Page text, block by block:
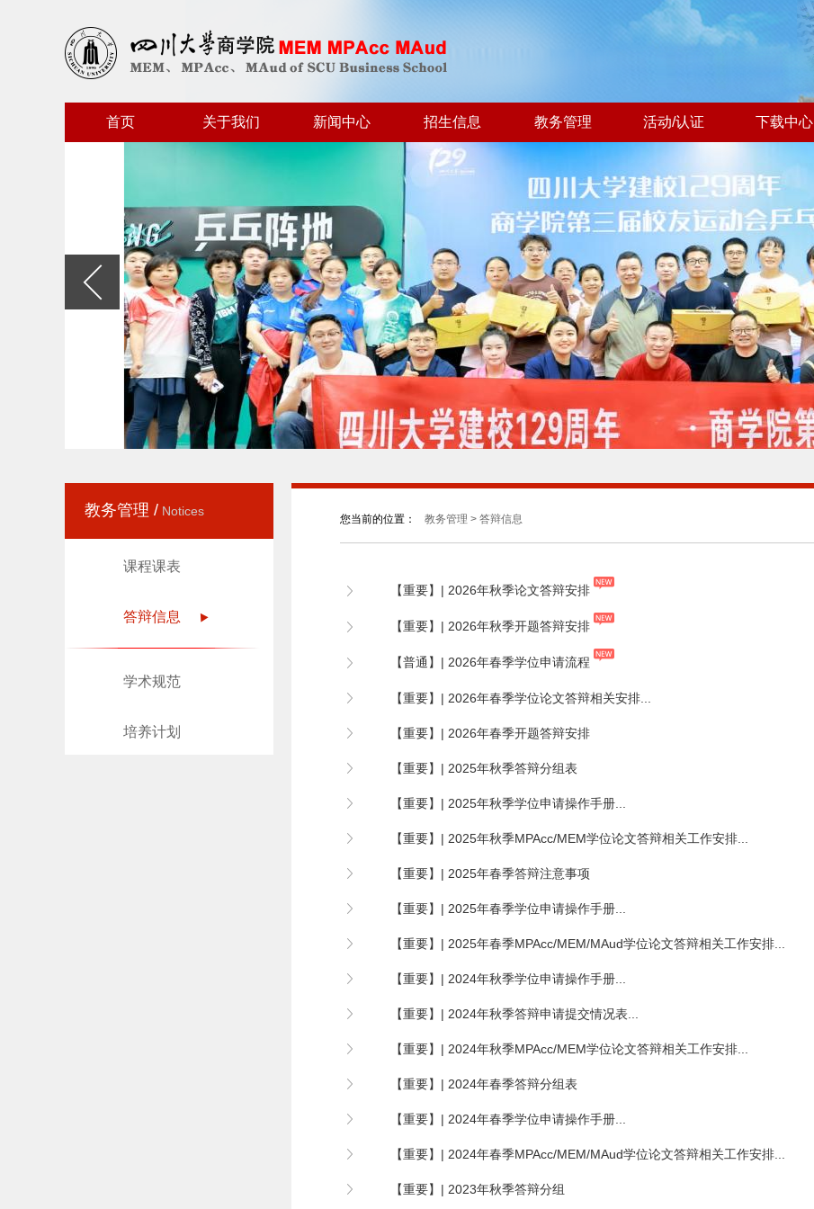
首页 关于我们 新闻中心 招生信息 教务管理 活动/认证 下载中心
教务管理 / Notices
课程课表
答辩信息
学术规范
培养计划
您当前的位置： 教务管理 > 答辩信息
【重要】| 2026年秋季论文答辩安排
【重要】| 2026年秋季开题答辩安排
【普通】| 2026年春季学位申请流程
【重要】| 2026年春季学位论文答辩相关安排...
【重要】| 2026年春季开题答辩安排
【重要】| 2025年秋季答辩分组表
【重要】| 2025年秋季学位申请操作手册...
【重要】| 2025年秋季MPAcc/MEM学位论文答辩相关工作安排...
【重要】| 2025年春季答辩注意事项
【重要】| 2025年春季学位申请操作手册...
【重要】| 2025年春季MPAcc/MEM/MAud学位论文答辩相关工作安排...
【重要】| 2024年秋季学位申请操作手册...
【重要】| 2024年秋季答辩申请提交情况表...
【重要】| 2024年秋季MPAcc/MEM学位论文答辩相关工作安排...
【重要】| 2024年春季答辩分组表
【重要】| 2024年春季学位申请操作手册...
【重要】| 2024年春季MPAcc/MEM/MAud学位论文答辩相关工作安排...
【重要】| 2023年秋季答辩分组